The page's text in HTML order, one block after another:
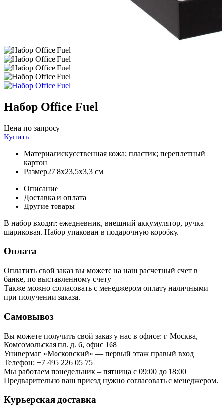
Набор Office Fuel
Цена по запросу
Купить
Материалискусственная кожа; пластик; переплетный
картон
Размер27,8х23,5х3,3 см
Описание
Доставка и оплата
Другие товары
В набор входят: ежедневник, внешний аккумулятор, ручка
шариковая. Набор упакован в подарочную коробку.
Оплата
Оплатить свой заказ вы можете на наш расчетный счет в
банке, по выставленному счету.
Также можно согласовать с менеджером оплату наличными
при получении заказа.
Самовывоз
Вы можете получить свой заказ у нас в офисе: г. Москва,
Комсомольская пл. д. 6, офис 168
Универмаг «Московский» — первый этаж правый вход
Телефон: +7 495 226 05 75
Мы работаем понедельник – пятница с 09:00 до 18:00
Предварительно ваш приезд нужно согласовать с менеджером.
Курьерская доставка